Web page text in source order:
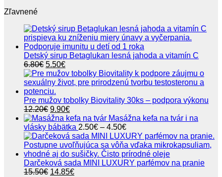
24.80€
Zľavnené
Detský sirup Betaglukan lesná jahoda a vitamín C
6.80€ Pôvodná
cena
bola:
6.80€.
5.50€Aktuálna
cena
je:
Pre mužov tobolky Biovitality 30ks – podpora výkonu
12.20€ Pôvodná
cena
bola:
12.20€.
9.90€Aktuálna
cena
je:
9.90€.
Masážna kefa na tvár i na
vlásky bábätka 2.50€ – 4.50€Price
range:
2.50€
through
4.50€
Darčeková sada MINI LUXURY parfémov na pranie
15.50€ Pôvodná
14.85€Aktuálna